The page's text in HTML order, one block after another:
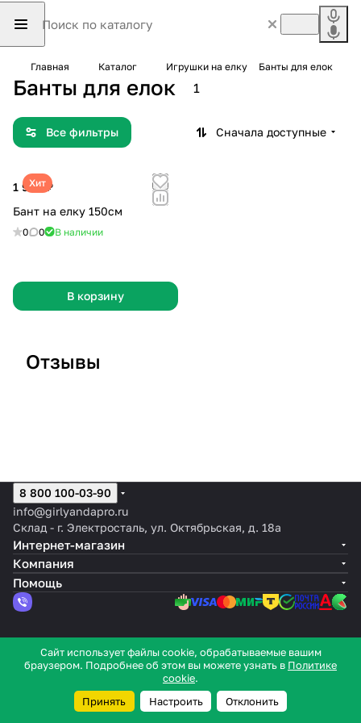
Главная Каталог Игрушки на елку Банты для елок
Банты для елок 1
Все фильтры Сначала доступные
Хит
1 999 ₽
Бант на елку 150см
0 0 В наличии
В корзину
Отзывы
Каталог Корзина Кабинет
8 800 100-03-90
info@girlyandapro.ru
Склад - г. Электросталь, ул. Октябрьская, д. 18а
Интернет-магазин
Компания
Помощь
© 2026 Интернет-магазин GirlyandaPro
КонфиденциальностьОферта
Сайт использует файлы cookie, обрабатываемые вашим
браузером. Подробнее об этом вы можете узнать в Политике
cookie.
Принять
Настроить Отклонить